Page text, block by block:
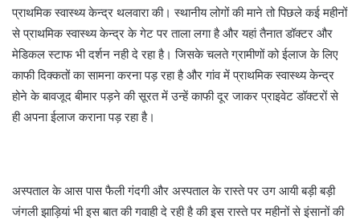
प्राथमिक स्वास्थ्य केन्द्र थलवारा की। स्थानीय लोगों की माने तो पिछले कई महीनों
से प्राथमिक स्वास्थ्य केन्द्र के गेट पर ताला लगा है और यहां तैनात डॉक्टर और
मेडिकल स्टाफ भी दर्शन नही दे रहा है। जिसके चलते ग्रामीणों को ईलाज के लिए
काफी दिक्कतों का सामना करना पड़ रहा है और गांव में प्राथमिक स्वास्थ्य केन्द्र
होने के बावजूद बीमार पड़ने की सूरत में उन्हें काफी दूर जाकर प्राइवेट डॉक्टरों से
ही अपना ईलाज कराना पड़ रहा है।
अस्पताल के आस पास फैली गंदगी और अस्पताल के रास्ते पर उग आयी बड़ी बड़ी
जंगली झाड़ियां भी इस बात की गवाही दे रही है की इस रास्ते पर महीनों से इंसानों की